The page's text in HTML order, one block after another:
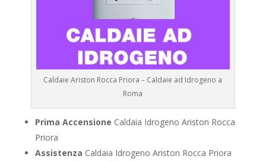
Caldaie Ariston Rocca Priora – Caldaie ad Idrogeno a
Roma
Prima Accensione Caldaia Idrogeno Ariston Rocca
Priora
Assistenza Caldaia Idrogeno Ariston Rocca Priora